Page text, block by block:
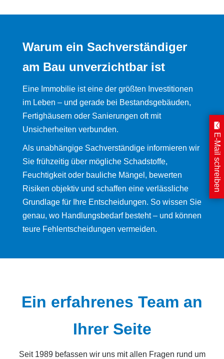
Warum ein Sachverständiger
am Bau unverzichtbar ist
Eine Immobilie ist eine der größten Investitionen
im Leben – und gerade bei Bestandsgebäuden,
Fertighäusern oder Sanierungen oft mit
Unsicherheiten verbunden.
Als unabhängige Sachverständige informieren wir
Sie frühzeitig über mögliche Schadstoffe,
Feuchtigkeit oder bauliche Mängel, bewerten
Risiken objektiv und schaffen eine verlässliche
Grundlage für Ihre Entscheidungen. So wissen Sie
genau, wo Handlungsbedarf besteht – und können
teure Fehlentscheidungen vermeiden.
Ein erfahrenes Team an
Ihrer Seite
Seit 1989 befassen wir uns mit allen Fragen rund um
E-Mail schreiben